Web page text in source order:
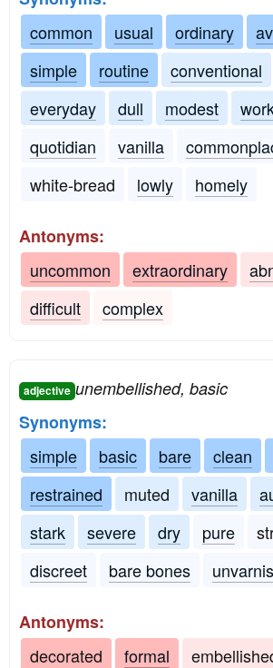
common
usual ordinary
simple
routine conventional
everyday
dull modest
quotidian
vanilla
white-bread
lowly homely
Antonyms:
uncommon
extraordinary
difficult
complex
adjective unembellished, basic
Synonyms:
simple
basic bare clean
restrained
muted vanilla
stark
severe dry pure
discreet
bare bones
Antonyms:
decorated
formal